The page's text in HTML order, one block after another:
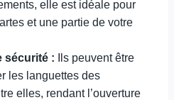
elle est idéale pour
et une partie de votre
sécurité : Ils peuvent être
les languettes des
elles, rendant l’ouverture